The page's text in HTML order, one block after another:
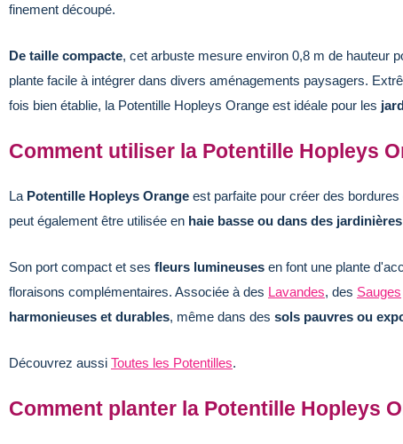
finement découpé.
De taille compacte, cet arbuste mesure environ 0,8 m de hauteur
plante facile à intégrer dans divers aménagements paysagers.
fois bien établie, la Potentille Hopleys Orange est idéale pour les
Comment utiliser la Potentille Hopleys
La Potentille Hopleys Orange est parfaite pour créer des
peut également être utilisée en haie basse ou dans des jardinières
Son port compact et ses fleurs lumineuses en font une plante
floraisons complémentaires. Associée à des Lavandes, des Sauges
harmonieuses et durables, même dans des sols pauvres ou
Découvrez aussi Toutes les Potentilles.
Comment planter la Potentille Hopleys